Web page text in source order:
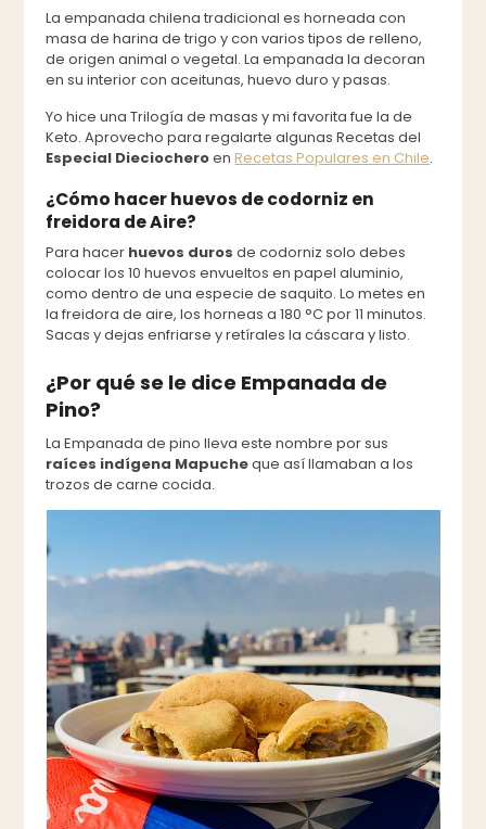
La empanada chilena tradicional es horneada con
masa de harina de trigo y con varios tipos de relleno,
de origen animal o vegetal. La empanada la decoran
en su interior con aceitunas, huevo duro y pasas.
Yo hice una Trilogía de masas y mi favorita fue la de
Keto. Aprovecho para regalarte algunas Recetas del
Especial DieciocheroenRecetas Populares en Chile.
¿Cómo hacer huevos de codorniz en
freidora de Aire?
Para hacer huevos duros de codorniz solo debes
colocar los 10 huevos envueltos en papel aluminio,
como dentro de una especie de saquito. Lo metes en
la freidora de aire, los horneas a 180 °C por 11 minutos.
Sacas y dejas enfriarse y retírales la cáscara y listo.
¿Por qué se le dice Empanada de
Pino?
La Empanada de pino lleva este nombre por sus
raíces indígena Mapucheque así llamaban a los
trozos de carne cocida.